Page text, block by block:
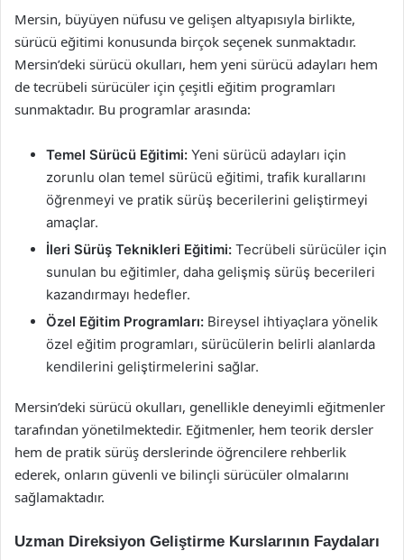
Mersin, büyüyen nüfusu ve gelişen altyapısıyla birlikte,
sürücü eğitimi konusunda birçok seçenek sunmaktadır.
Mersin’deki sürücü okulları, hem yeni sürücü adayları hem
de tecrübeli sürücüler için çeşitli eğitim programları
sunmaktadır. Bu programlar arasında:
Temel Sürücü Eğitimi: Yeni sürücü adayları için
zorunlu olan temel sürücü eğitimi, trafik kurallarını
öğrenmeyi ve pratik sürüş becerilerini geliştirmeyi
amaçlar.
İleri Sürüş Teknikleri Eğitimi: Tecrübeli sürücüler için
sunulan bu eğitimler, daha gelişmiş sürüş becerileri
kazandırmayı hedefler.
Özel Eğitim Programları: Bireysel ihtiyaçlara yönelik
özel eğitim programları, sürücülerin belirli alanlarda
kendilerini geliştirmelerini sağlar.
Mersin’deki sürücü okulları, genellikle deneyimli eğitmenler
tarafından yönetilmektedir. Eğitmenler, hem teorik dersler
hem de pratik sürüş derslerinde öğrencilere rehberlik
ederek, onların güvenli ve bilinçli sürücüler olmalarını
sağlamaktadır.
Uzman Direksiyon Geliştirme Kurslarının Faydaları